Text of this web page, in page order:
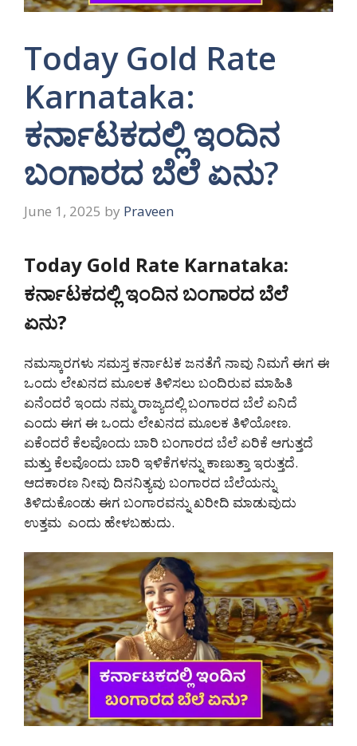
Today Gold Rate
Karnataka:
ಕರ್ನಾಟಕದಲ್ಲಿ ಇಂದಿನ
ಬಂಗಾರದ ಬೆಲೆ ಏನು?
June 1, 2025 by Praveen
Today Gold Rate Karnataka:
ಕರ್ನಾಟಕದಲ್ಲಿ ಇಂದಿನ ಬಂಗಾರದ ಬೆಲೆ
ಏನು?
ನಮಸ್ಕಾರಗಳು ಸಮಸ್ತ ಕರ್ನಾಟಕ ಜನತೆಗೆ ನಾವು ನಿಮಗೆ ಈಗ ಈ
ಒಂದು ಲೇಖನದ ಮೂಲಕ ತಿಳಿಸಲು ಬಂದಿರುವ ಮಾಹಿತಿ
ಏನೆಂದರೆ ಇಂದು ನಮ್ಮ ರಾಜ್ಯದಲ್ಲಿ ಬಂಗಾರದ ಬೆಲೆ ಏನಿದೆ
ಎಂದು ಈಗ ಈ ಒಂದು ಲೇಖನದ ಮೂಲಕ ತಿಳಿಯೋಣ.
ಏಕೆಂದರೆ ಕೆಲವೊಂದು ಬಾರಿ ಬಂಗಾರದ ಬೆಲೆ ಏರಿಕೆ ಆಗುತ್ತದೆ
ಮತ್ತು ಕೆಲವೊಂದು ಬಾರಿ ಇಳಿಕೆಗಳನ್ನು ಕಾಣುತ್ತಾ ಇರುತ್ತದೆ.
ಆದಕಾರಣ ನೀವು ದಿನನಿತ್ಯವು ಬಂಗಾರದ ಬೆಲೆಯನ್ನು
ತಿಳಿದುಕೊಂಡು ಈಗ ಬಂಗಾರವನ್ನು ಖರೀದಿ ಮಾಡುವುದು
ಉತ್ತಮ ಎಂದು ಹೇಳಬಹುದು.